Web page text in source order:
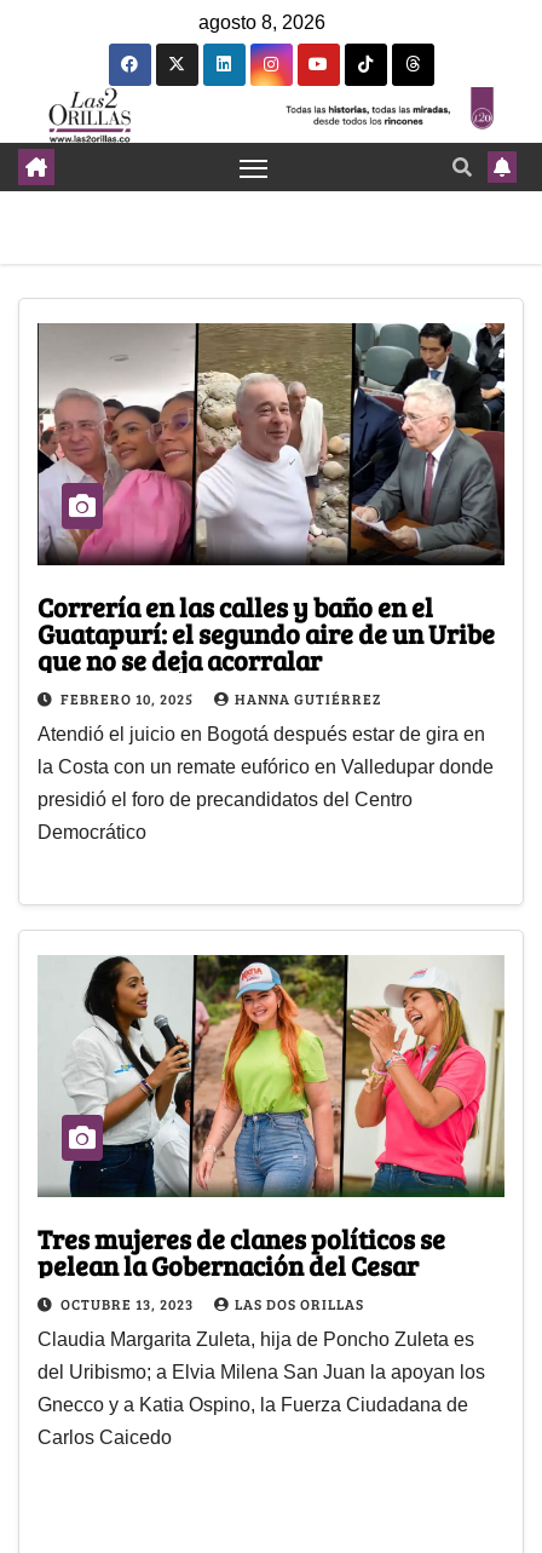
agosto 8, 2026
Correría en las calles y baño en el
Guatapurí: el segundo aire de un Uribe
que no se deja acorralar
FEBRERO 10, 2025 HANNA GUTIÉRREZ
Atendió el juicio en Bogotá después estar de gira en
la Costa con un remate eufórico en Valledupar donde
presidió el foro de precandidatos del Centro
Democrático
Tres mujeres de clanes políticos se
pelean la Gobernación del Cesar
OCTUBRE 13, 2023 LAS DOS ORILLAS
Claudia Margarita Zuleta, hija de Poncho Zuleta es
del Uribismo; a Elvia Milena San Juan la apoyan los
Gnecco y a Katia Ospino, la Fuerza Ciudadana de
Carlos Caicedo